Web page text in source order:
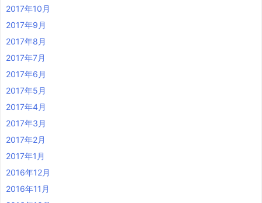
2017年10月
2017年9月
2017年8月
2017年7月
2017年6月
2017年5月
2017年4月
2017年3月
2017年2月
2017年1月
2016年12月
2016年11月